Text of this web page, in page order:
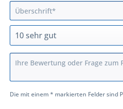
Die mit einem * markierten Felder sind